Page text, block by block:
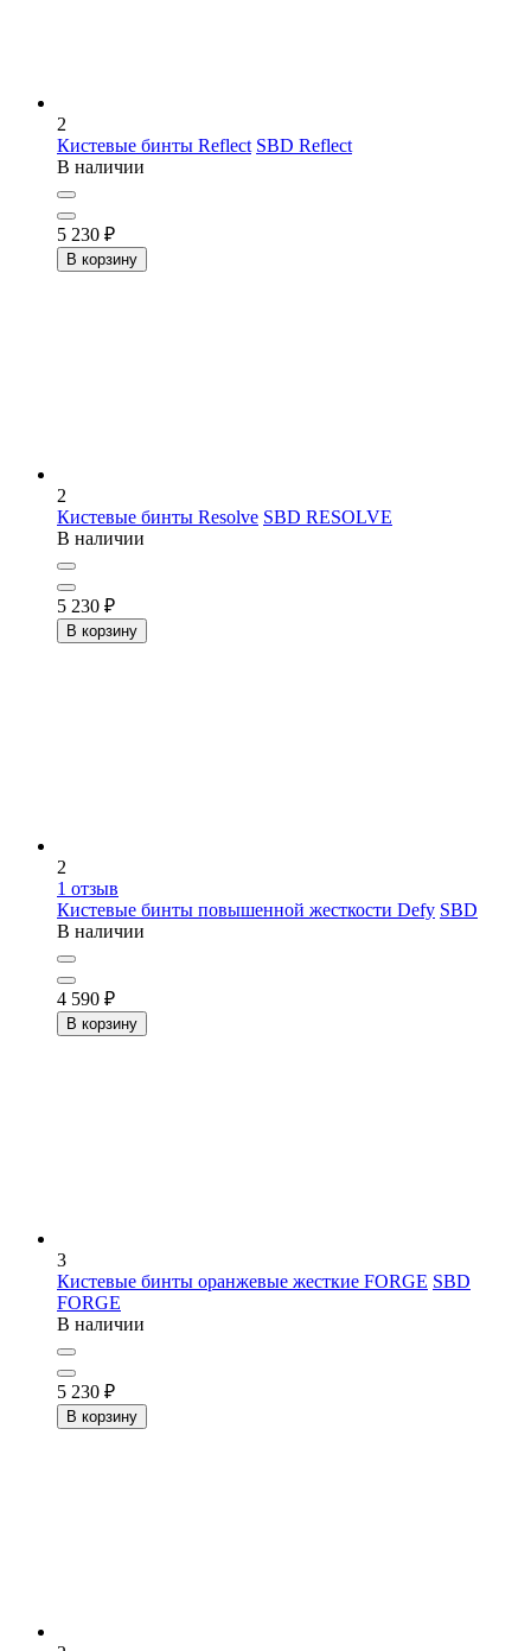
2
Кистевые бинты Reflect SBD Reflect
В наличии
5 230 ₽
В корзину
2
Кистевые бинты Resolve SBD RESOLVE
В наличии
5 230 ₽
В корзину
2
1 отзыв
Кистевые бинты повышенной жесткости Defy SBD
В наличии
4 590 ₽
В корзину
3
Кистевые бинты оранжевые жесткие FORGE SBD
FORGE
В наличии
5 230 ₽
В корзину